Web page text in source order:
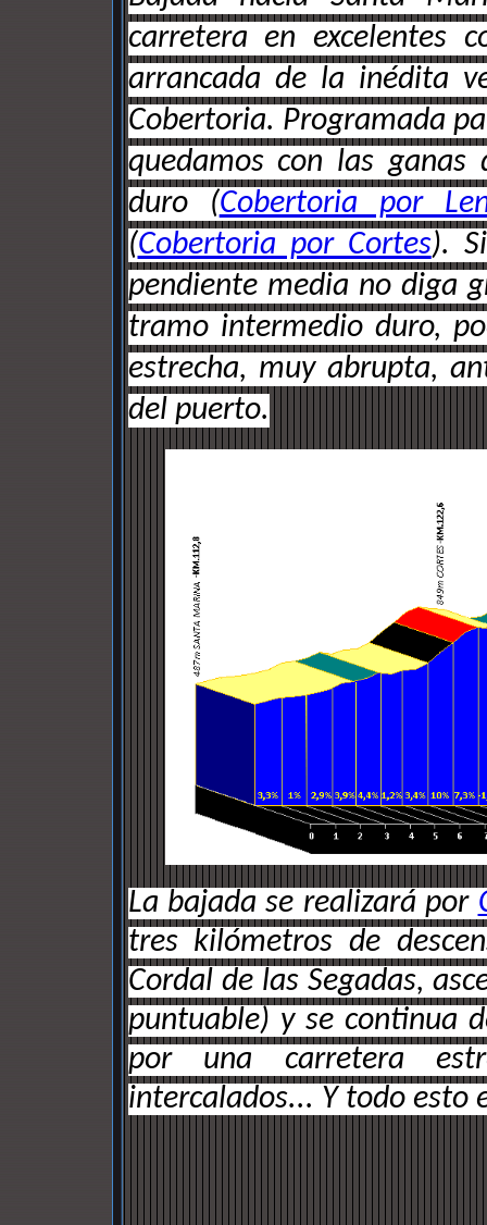
carretera en excelentes
arrancada de la inédita
Cobertoria. Programada
quedamos con las
duro (Cobertoria por
(Cobertoria por Cortes).
pendiente media no diga
tramo intermedio duro,
estrecha, muy abrupta,
del puerto.
La bajada se realizará por
tres kilómetros de
Cordal de las Segadas,
puntuable) y se continua
por una carretera
intercalados... Y todo esto